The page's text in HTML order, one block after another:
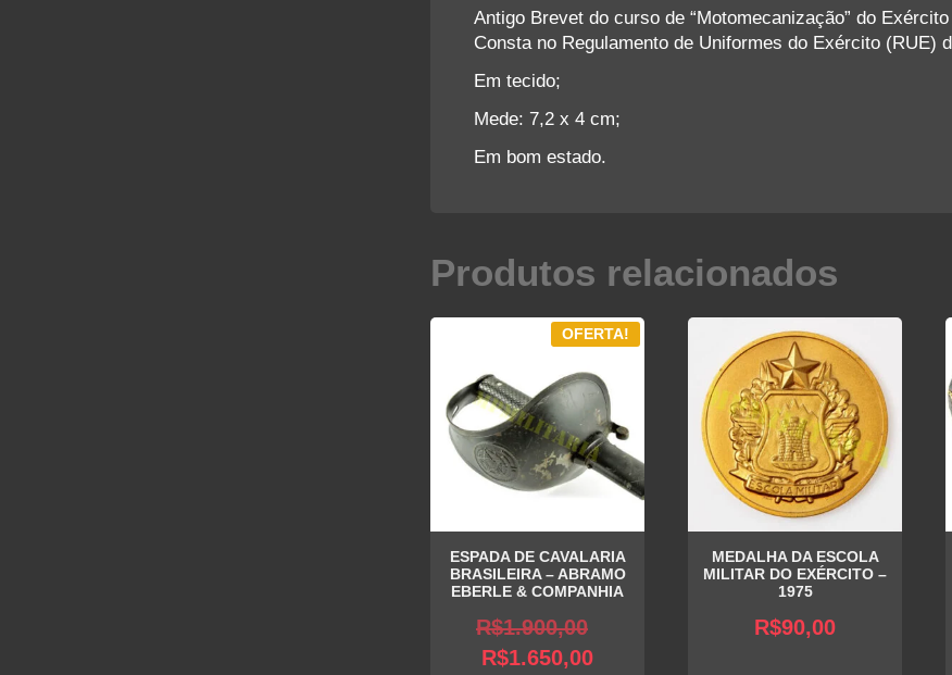
Antigo Brevet do curso de “Motomecanização” do
Consta no Regulamento de Uniformes do Exército (RUE)
Em tecido;
Mede: 7,2 x 4 cm;
Em bom estado.
Produtos relacionados
OFERTA!
ESPADA DE CAVALARIA
BRASILEIRA – ABRAMO
EBERLE & COMPANHIA
R$1.900,00
R$1.650,00O
MEDALHA DA ESCOLA
MILITAR DO EXÉRCITO –
1975
R$90,00